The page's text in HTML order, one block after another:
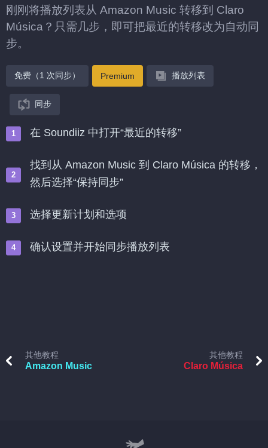
刚刚将播放列表从 Amazon Music 转移到 Claro
Música？只需几步，即可把最近的转移改为自动同
步。
免费（1 次同步） Premium 播放列表
同步
在 Soundiiz 中打开“最近的转移”
找到从 Amazon Music 到 Claro Música 的转移，
然后选择“保持同步”
选择更新计划和选项
确认设置并开始同步播放列表
其他教程
Amazon Music
其他教程
Claro Música